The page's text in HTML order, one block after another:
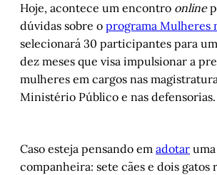
Hoje, acontece um encontro online
dúvidas sobre o programa Mulheres
selecionará 30 participantes para
dez meses que visa impulsionar a
mulheres em cargos nas
Ministério Público e nas defensorias.
Caso esteja pensando em adotar
companheira: sete cães e dois gatos